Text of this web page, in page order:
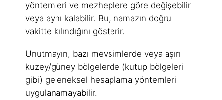
yöntemleri ve mezheplere göre değişebilir
veya aynı kalabilir. Bu, namazın doğru
vakitte kılındığını gösterir.
Unutmayın, bazı mevsimlerde veya aşırı
kuzey/güney bölgelerde (kutup bölgeleri
gibi) geleneksel hesaplama yöntemleri
uygulanamayabilir.